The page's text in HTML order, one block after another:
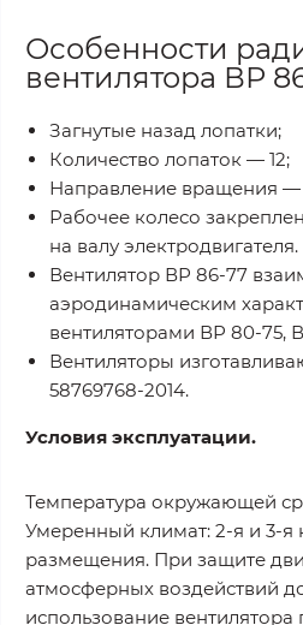
Особенности
вентилятора ВР
Загнутые назад лопатки;
Количество лопаток — 12;
Направление вращения —
Рабочее колесо
на валу электродвигателя.
Вентилятор ВР 86-77
аэродинамическим
вентиляторами ВР 80-75,
Вентиляторы
58769768-2014.
Условия эксплуатации.
Температура окружающей
Умеренный климат: 2-я и 3-я
размещения. При защите
атмосферных воздействий
использование вентилятора